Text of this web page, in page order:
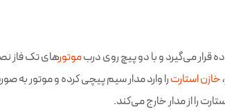
قرار می‌گیرد و با دو پیچ روی دربموتورهای تک ‌فاز
خازن استارترا وارد مدار سیم پیچی کرده و موتور به
را از مدار خارج می‌کند.